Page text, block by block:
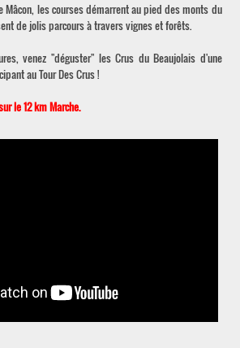
Mâcon, les courses démarrent au pied des monts du
de jolis parcours à travers vignes et forêts.
venez "déguster" les Crus du Beaujolais d'une
au Tour Des Crus !
le 12 km Marche.